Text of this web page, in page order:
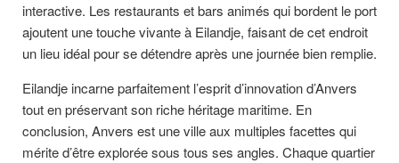
interactive. Les restaurants et bars animés qui bordent le port
ajoutent une touche vivante à Eilandje, faisant de cet endroit
un lieu idéal pour se détendre après une journée bien remplie.
Eilandje incarne parfaitement l’esprit d’innovation d’Anvers
tout en préservant son riche héritage maritime. En
conclusion, Anvers est une ville aux multiples facettes qui
mérite d’être explorée sous tous ses angles. Chaque quartier